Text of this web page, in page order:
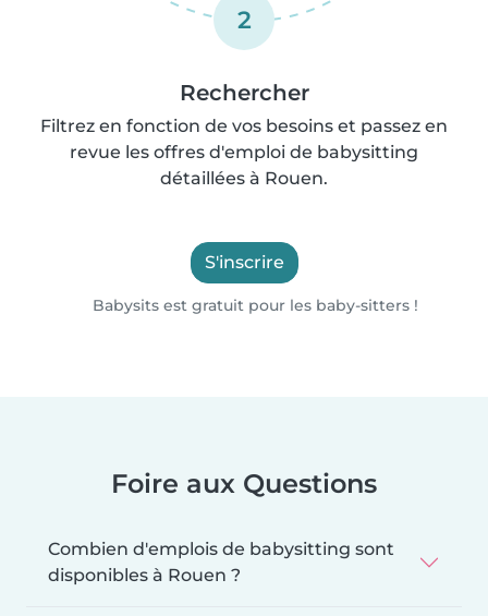
2
Rechercher
Filtrez en fonction de vos besoins et passez en
revue les offres d'emploi de babysitting
détaillées à Rouen.
S'inscrire
Babysits est gratuit pour les baby-sitters !
Foire aux Questions
Combien d'emplois de babysitting sont
disponibles à Rouen ?